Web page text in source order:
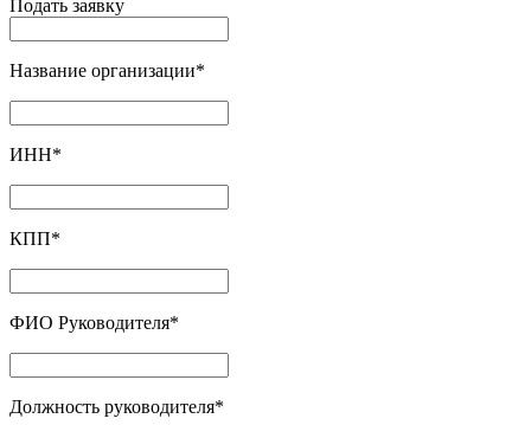
Подать заявку
Название организации*
ИНН*
КПП*
ФИО Руководителя*
Должность руководителя*